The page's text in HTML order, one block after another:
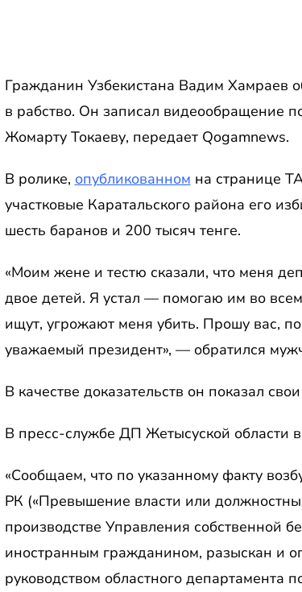
Гражданин Узбекистана Вадим Хамраев
в рабство. Он записал видеообращение
Жомарту Токаеву, передает Qogamnews.
В ролике, опубликованном на странице
участковые Каратальского района его
шесть баранов и 200 тысяч тенге.
«Моим жене и тестю сказали, что меня
двое детей. Я устал — помогаю им во
ищут, угрожают меня убить. Прошу вас,
уважаемый президент», — обратился
В качестве доказательств он показал
В пресс-службе ДП Жетысуской области
«Сообщаем, что по указанному факту
РК («Превышение власти или
производстве Управления собственной
иностранным гражданином, разыскан и
руководством областного департамента